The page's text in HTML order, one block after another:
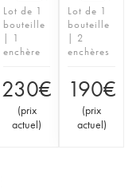
Lot de 1
bouteille
| 1
enchère
230€
(prix
actuel)
Lot de 1
bouteille
| 2
enchères
190€
(prix
actuel)